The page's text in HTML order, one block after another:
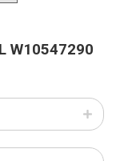
W10547290